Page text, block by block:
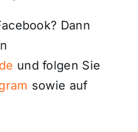
Dann
und folgen Sie
sowie auf